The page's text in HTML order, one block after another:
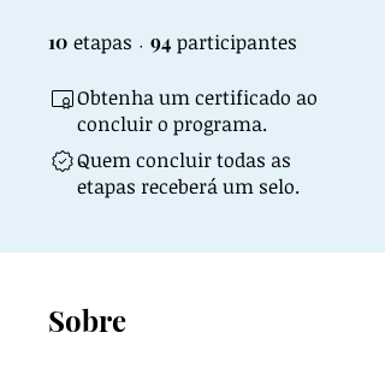
10 etapas 94 participantes
Obtenha um certificado ao
concluir o programa.
Quem concluir todas as
etapas receberá um selo.
Sobre